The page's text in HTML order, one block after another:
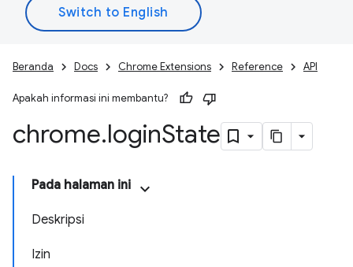
Beranda Docs Chrome Extensions Reference API
Apakah informasi ini membantu?
chrome.loginState
Pada halaman ini
Deskripsi
Izin